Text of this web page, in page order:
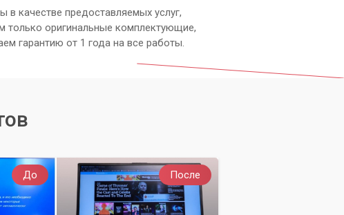
в качестве предоставляемых услуг,
только оригинальные комплектующие,
гарантию от 1 года на все работы.
До После